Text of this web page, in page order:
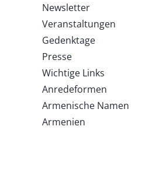
Newsletter
Veranstaltungen
Gedenktage
Presse
Wichtige Links
Anredeformen
Armenische Namen
Armenien